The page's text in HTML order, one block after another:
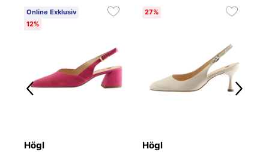
Online Exklusiv
12%
Högl
27%
Högl